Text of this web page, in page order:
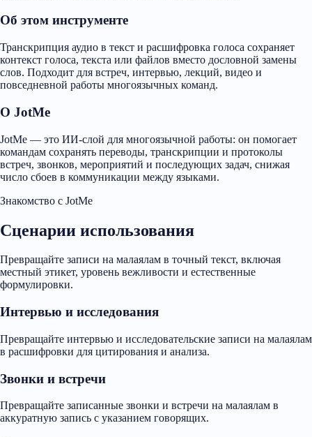
Об этом инструменте
Транскрипция аудио в текст и расшифровка голоса сохраняет
контекст голоса, текста или файлов вместо дословной замены
слов. Подходит для встреч, интервью, лекций, видео и
повседневной работы многоязычных команд.
О JotMe
JotMe — это ИИ-слой для многоязычной работы: он помогает
командам сохранять переводы, транскрипции и протоколы
встреч, звонков, мероприятий и последующих задач, снижая
число сбоев в коммуникации между языками.
Знакомство с JotMe
Сценарии использования
Превращайте записи на малаялам в точный текст, включая
местный этикет, уровень вежливости и естественные
формулировки.
Интервью и исследования
Превращайте интервью и исследовательские записи на малаялам
в расшифровки для цитирования и анализа.
Звонки и встречи
Превращайте записанные звонки и встречи на малаялам в
аккуратную запись с указанием говорящих.